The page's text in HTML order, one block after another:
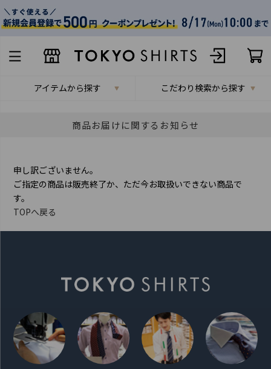
アイテムから探す こだわり検索から探す
商品お届けに関するお知らせ
申し訳ございません。
ご指定の商品は販売終了か、ただ今お取扱いできない商品で
す。
TOPへ戻る